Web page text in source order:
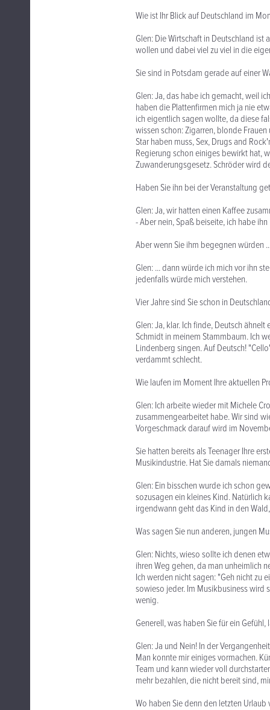
Wie ist Ihr Blick auf Deutschland im
Glen: Die Wirtschaft in Deutschland
wollen und dabei viel zu viel in die
Sie sind in Potsdam gerade auf einer
Glen: Ja, das habe ich gemacht, weil
haben die Plattenfirmen mich ja nie
ich eigentlich sagen wollte, da diese
wissen schon: Zigarren, blonde
Star haben muss, Sex, Drugs and
Regierung schon einiges bewirkt hat,
Zuwanderungsgesetz. Schröder wird
Haben Sie ihn bei der Veranstaltung
Glen: Ja, wir hatten einen Kaffee
- Aber nein, Spaß beiseite, ich habe
Aber wenn Sie ihm begegnen würden
Glen: ... dann würde ich mich vor ihn
jedenfalls würde mich verstehen.
Vier Jahre sind Sie schon in
Glen: Ja, klar. Ich finde, Deutsch
Schmidt in meinem Stammbaum. Ich
Lindenberg singen. Auf Deutsch!
verdammt schlecht.
Wie laufen im Moment Ihre aktuellen
Glen: Ich arbeite wieder mit Michele
zusammengearbeitet habe. Wir sind
Vorgeschmack darauf wird im
Sie hatten bereits als Teenager Ihre
Musikindustrie. Hat Sie damals
Glen: Ein bisschen wurde ich schon
sozusagen ein kleines Kind. Natürlich
irgendwann geht das Kind in den
Was sagen Sie nun anderen, jungen
Glen: Nichts, wieso sollte ich denen
ihren Weg gehen, da man unheimlich
Ich werden nicht sagen: "Geh nicht zu
sowieso jeder. Im Musikbusiness wird
wenig.
Generell, was haben Sie für ein
Glen: Ja und Nein! In der
Man konnte mir einiges vormachen.
Team und kann wieder voll
mehr bezahlen, die nicht bereit sind,
Wo haben Sie denn den letzten Urlaub